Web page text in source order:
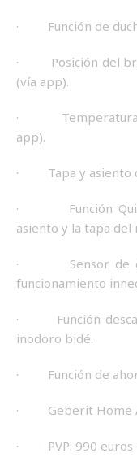
· Función de
· Posición del
(vía app).
· Temperatura
app).
· Tapa y asiento
· Función
asiento y la tapa
· Sensor de
funcionamiento
· Función
inodoro bidé.
· Función de
· Geberit Home
· PVP: 990 euros